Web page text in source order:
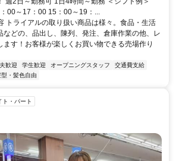
00～17：00 15：00～19：...
トライアルの取り扱い商品は様々。食品・生活
などの、品出し、陳列、発注、倉庫作業の他、レ
ます！お客様が楽しくお買い物できる売場作り
歓迎 学生歓迎 オープニングスタッフ
交通費支給
型・髪色自由
ト・パート